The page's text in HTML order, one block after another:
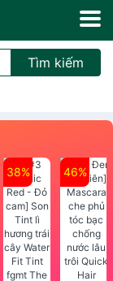
Tìm kiếm
38% 46%